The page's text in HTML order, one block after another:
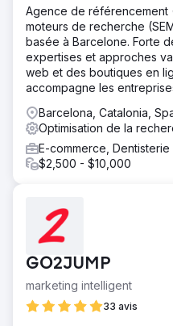
Agence de référencement
moteurs de recherche
basée à Barcelone. Forte
expertises et approches
web et des boutiques en
accompagne les
ventes.
Barcelona, Catalonia,
Optimisation de la
E-commerce, Dentisterie
$2,500 - $10,000
GO2JUMP
marketing intelligent
33 avis